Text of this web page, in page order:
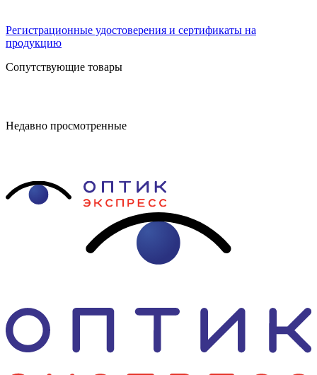
Регистрационные удостоверения и сертификаты на
продукцию
Сопутствующие товары
Недавно просмотренные